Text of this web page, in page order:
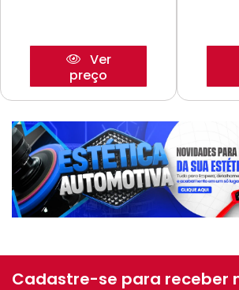
Ver
preço
Cadastre-se para receber